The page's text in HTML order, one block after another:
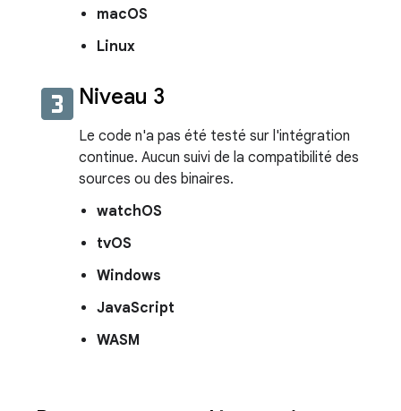
macOS
Linux
looks_3 Niveau 3
Le code n'a pas été testé sur l'intégration
continue. Aucun suivi de la compatibilité des
sources ou des binaires.
watchOS
tvOS
Windows
JavaScript
WASM